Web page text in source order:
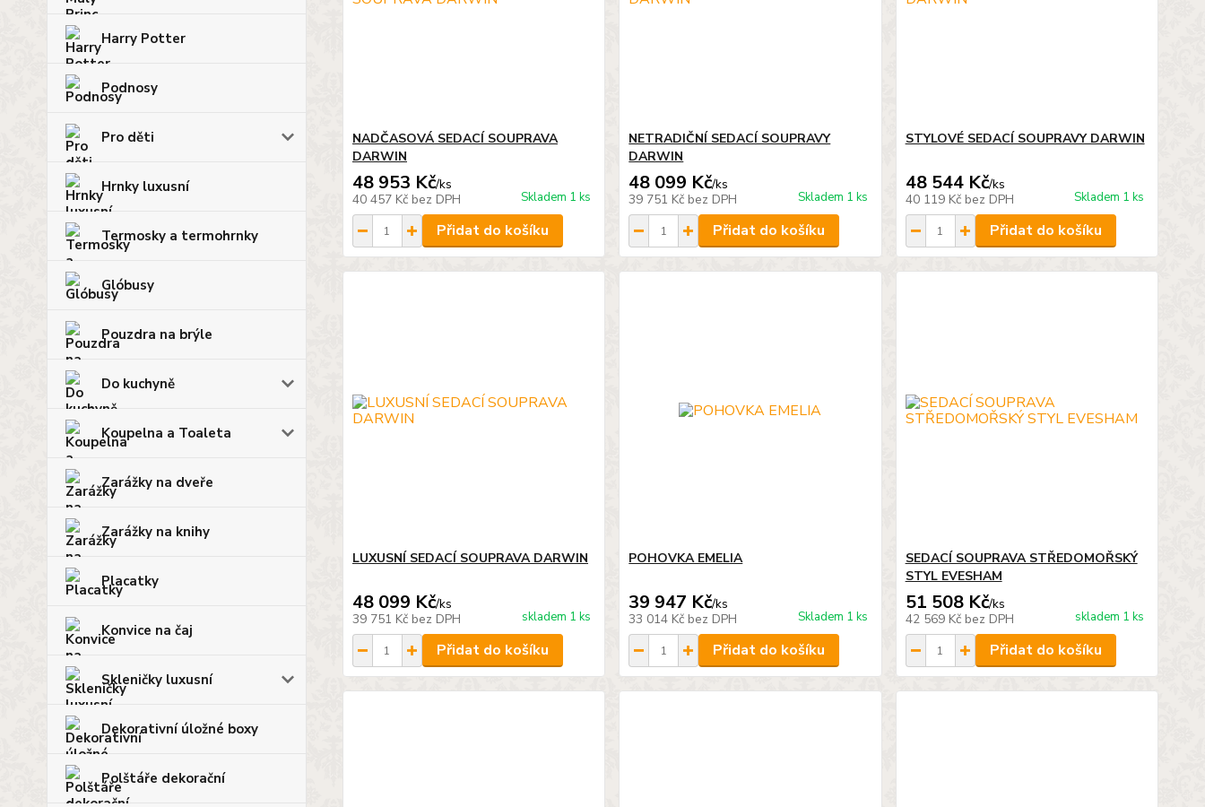
Harry Potter
Podnosy
Pro děti
Hrnky luxusní
Termosky a termohrnky
Glóbusy
Pouzdra na brýle
Do kuchyně
Koupelna a Toaleta
Zarážky na dveře
Zarážky na knihy
Placatky
Konvice na čaj
Skleničky luxusní
Dekorativní úložné boxy
Polštáře dekorační
NADČASOVÁ SEDACÍ SOUPRAVA
DARWIN
48 953 Kč/ks
40 457 Kč bez DPH Skladem 1 ks
Přidat do košíku
NETRADIČNÍ SEDACÍ SOUPRAVY
DARWIN
48 099 Kč/ks
39 751 Kč bez DPH Skladem 1 ks
Přidat do košíku
STYLOVÉ SEDACÍ SOUPRAVY DARWIN
48 544 Kč/ks
40 119 Kč bez DPH Skladem 1 ks
Přidat do košíku
LUXUSNÍ SEDACÍ SOUPRAVA DARWIN
48 099 Kč/ks
39 751 Kč bez DPH skladem 1 ks
Přidat do košíku
POHOVKA EMELIA
39 947 Kč/ks
33 014 Kč bez DPH Skladem 1 ks
Přidat do košíku
SEDACÍ SOUPRAVA STŘEDOMOŘSKÝ
STYL EVESHAM
51 508 Kč/ks
42 569 Kč bez DPH skladem 1 ks
Přidat do košíku